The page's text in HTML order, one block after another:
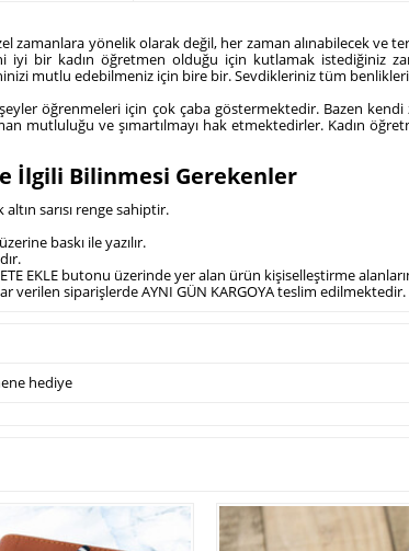
yönelik olarak değil, her zaman alınabilecek ve
iyi bir kadın öğretmen olduğu için kutlamak istediğiniz
mutlu edebilmeniz için bire bir. Sevdikleriniz tüm
öğrenmeleri için çok çaba göstermektedir. Bazen kendi
mutluluğu ve şımartılmayı hak etmektedirler. Kadın
İlgili Bilinmesi Gerekenler
sarısı renge sahiptir.
baskı ile yazılır.
EKLE butonu üzerinde yer alan ürün kişiselleştirme
verilen siparişlerde AYNI GÜN KARGOYA teslim edilmektedir.
hediye